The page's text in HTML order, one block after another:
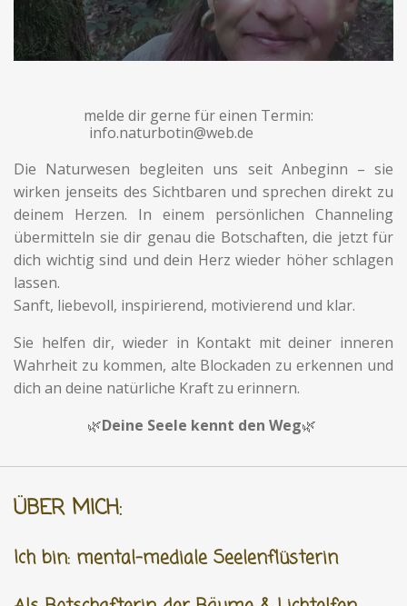
melde dir gerne für einen Termin:
info.naturbotin@web.de
Die Naturwesen begleiten uns seit Anbeginn – sie
wirken jenseits des Sichtbaren und sprechen direkt zu
deinem Herzen. In einem persönlichen Channeling
übermitteln sie dir genau die Botschaften, die jetzt für
dich wichtig sind und dein Herz wieder höher schlagen
lassen.
Sanft, liebevoll, inspirierend, motivierend und klar.
Sie helfen dir, wieder in Kontakt mit deiner inneren
Wahrheit zu kommen, alte Blockaden zu erkennen und
dich an deine natürliche Kraft zu erinnern.
🌿Deine Seele kennt den Weg🌿
ÜBER MICH:
Ich bin: mental-mediale Seelenflüsterin